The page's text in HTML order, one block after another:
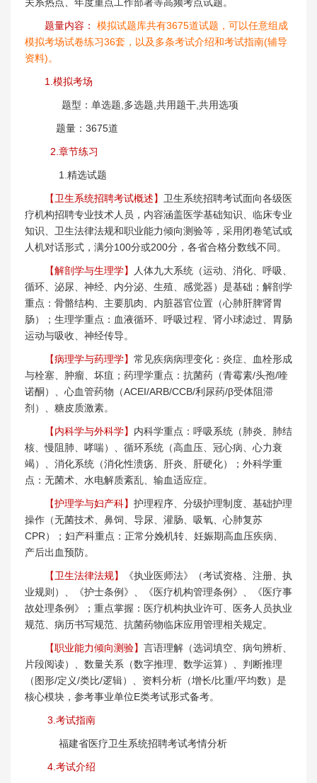
题量内容： 模拟试题库共有3675道试题，可以任意组成
模拟考场试卷练习36套，以及多条考试介绍和考试指南(辅导
资料)。
1.模拟考场
题型：单选题,多选题,共用题干,共用选项
题量：3675道
2.章节练习
1.精选试题
【卫生系统招聘考试概述】 卫生系统招聘考试面向各级医
疗机构招聘专业技术人员，内容涵盖医学基础知识、临床专业
知识、卫生法律法规和职业能力倾向测验等，采用闭卷笔试或
人机对话形式，满分100分或200分，各省合格分数线不同。
【解剖学与生理学】
人体九大系统（运动、消化、呼吸、
循环、泌尿、神经、内分泌、生殖、感觉器）是基础；解剖学
重点：骨骼结构、主要肌肉、内脏器官位置（心肺肝脾肾胃
肠）；生理学重点：血液循环、呼吸过程、肾小球滤过、胃肠
运动与吸收、神经传导。
【病理学与药理学】 常见疾病病理变化：炎症、血栓形成
与栓塞、肿瘤、坏疽；药理学重点：抗菌药（青霉素/头孢/喹
诺酮）、心血管药物（ACEI/ARB/CCB/利尿药/β受体阻滞
剂）、糖皮质激素。
【内科学与外科学】 内科学重点：呼吸系统（肺炎、肺结
核、慢阻肺、哮喘）、循环系统（高血压、冠心病、心力衰
竭）、消化系统（消化性溃疡、肝炎、肝硬化）；外科学重
点：无菌术、水电解质紊乱、输血适应症。
【护理学与妇产科】 护理程序、分级护理制度、基础护理
操作（无菌技术、鼻饲、导尿、灌肠、吸氧、心肺复苏
CPR）；妇产科重点：正常分娩机转、妊娠期高血压疾病、
产后出血预防。
【卫生法律法规】
《执业医师法》（考试资格、注册、执
业规则）、《护士条例》、《医疗机构管理条例》、《医疗事
故处理条例》；重点掌握：医疗机构执业许可、医务人员执业
规范、病历书写规范、抗菌药物临床应用管理相关规定。
【职业能力倾向测验】 言语理解（选词填空、病句辨析、
片段阅读）、数量关系（数字推理、数学运算）、判断推理
（图形/定义/类比/逻辑）、资料分析（增长/比重/平均数）是
核心模块，参考事业单位E类考试形式备考。
3.考试指南
福建省医疗卫生系统招聘考试考情分析
4.考试介绍